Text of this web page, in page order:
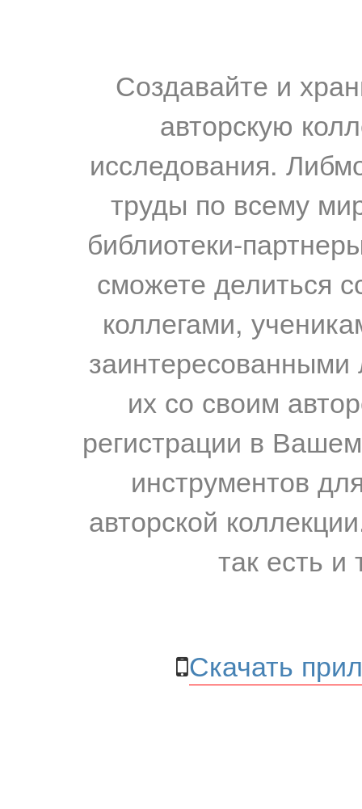
Создавайте и
авторскую
исследования.
труды по всему
библиотеки-
сможете делиться
коллегами,
их со своим
регистрации в
инструментов
авторской
так есть и
Скачать